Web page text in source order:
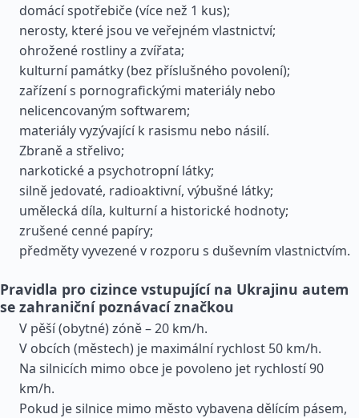
domácí spotřebiče (více než 1 kus);
nerosty, které jsou ve veřejném vlastnictví;
ohrožené rostliny a zvířata;
kulturní památky (bez příslušného povolení);
zařízení s pornografickými materiály nebo
nelicencovaným softwarem;
materiály vyzývající k rasismu nebo násilí.
Zbraně a střelivo;
narkotické a psychotropní látky;
silně jedovaté, radioaktivní, výbušné látky;
umělecká díla, kulturní a historické hodnoty;
zrušené cenné papíry;
předměty vyvezené v rozporu s duševním vlastnictvím.
Pravidla pro cizince vstupující na Ukrajinu autem
se zahraniční poznávací značkou
V pěší (obytné) zóně – 20 km/h.
V obcích (městech) je maximální rychlost 50 km/h.
Na silnicích mimo obce je povoleno jet rychlostí 90
km/h.
Pokud je silnice mimo město vybavena dělícím pásem,